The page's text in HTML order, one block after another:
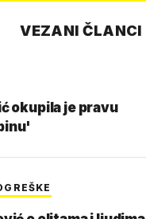
VEZANI ČLANCI
okupila je pravu